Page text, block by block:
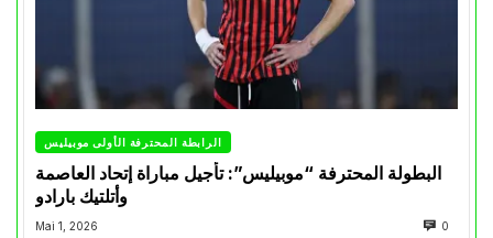
الرابطة المحترفة الأولى موبيليس
البطولة المحترفة “موبيليس”: تأجيل مباراة إتحاد العاصمة
وأتلتيك بارادو
Mai 1, 2026 0